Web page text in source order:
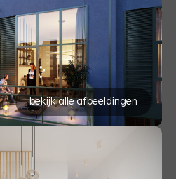
bekijk alle afbeeldingen